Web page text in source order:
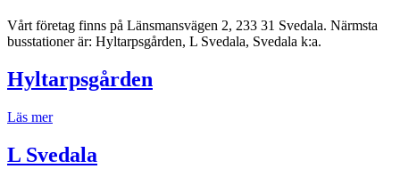
Vårt företag finns på Länsmansvägen 2, 233 31 Svedala. Närmsta
busstationer är: Hyltarpsgården, L Svedala, Svedala k:a.
Hyltarpsgården
Läs mer
L Svedala